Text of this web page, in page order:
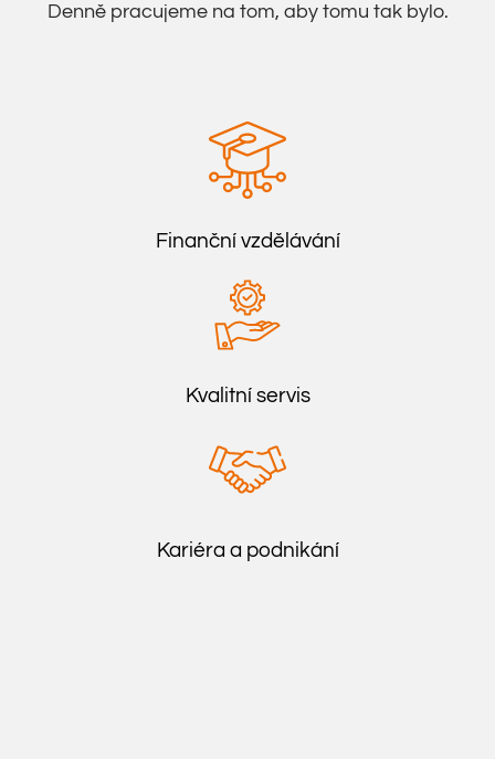
Denně pracujeme na tom, aby tomu tak bylo.
Finanční vzdělávání
Kvalitní servis
Kariéra a podnikání